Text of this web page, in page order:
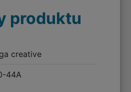
produktu
creative
44A